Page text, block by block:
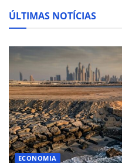
ÚLTIMAS NOTÍCIAS
ECONOMIA